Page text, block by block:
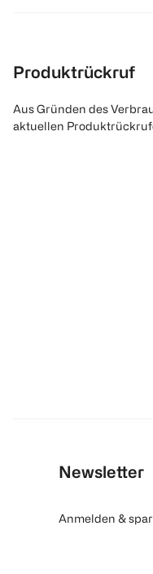
Produktrückruf
Aus Gründen des
aktuellen
Newsletter
Anmelden &